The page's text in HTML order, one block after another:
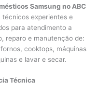
Samsung no ABC
, técnicos experientes e
para atendimento a
reparo e manutenção de:
cooktops, máquinas
e lavar e secar.
Técnica